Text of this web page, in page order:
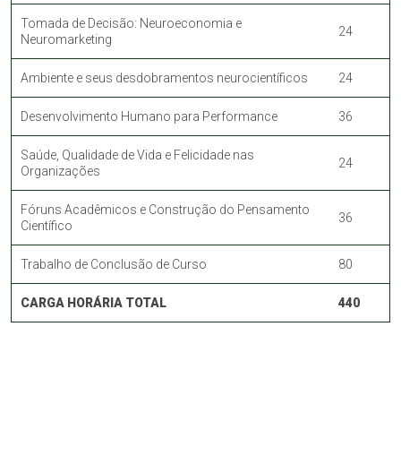
Tomada de Decisão: Neuroeconomia e
Neuromarketing
24
Ambiente e seus desdobramentos neurocientíficos 24
Desenvolvimento Humano para Performance 36
Saúde, Qualidade de Vida e Felicidade nas
Organizações
24
Fóruns Acadêmicos e Construção do Pensamento
Científico
36
Trabalho de Conclusão de Curso 80
CARGA HORÁRIA TOTAL 440